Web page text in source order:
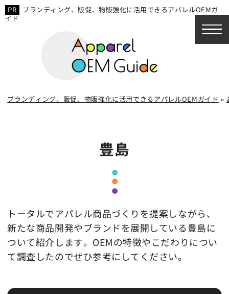
ブランディング、販促、物販強化に活用できるアパレルOEMガ
イド
ブランディング、販促、物販強化に活用できるアパレルOEMガイド »
豊島
トータルでアパレル商品づくりを提案しながら、
新たな商品開発やブランドを展開している豊島に
ついて紹介します。OEMの特徴やこだわりについ
て調査したのでぜひ参考にしてください。